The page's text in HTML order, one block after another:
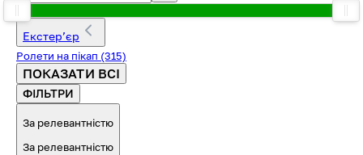
Екстерʼєр
Ролети на пікап (315)
ПОКАЗАТИ ВСІ
ФІЛЬТРИ
За релевантністю
За релевантністю